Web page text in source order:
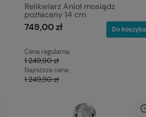
Relikwiarz Anioł mosiądz
pozłacany 14 cm
749,00 zł
Cena regularna:
1 249,90 zł
Najniższa cena:
1 249,90 zł
Do koszyka